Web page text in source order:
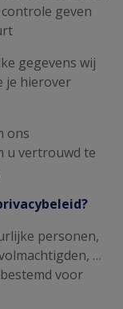
geven
gegevens wij
je hierover
ons
u vertrouwd te
personen,
…
voor